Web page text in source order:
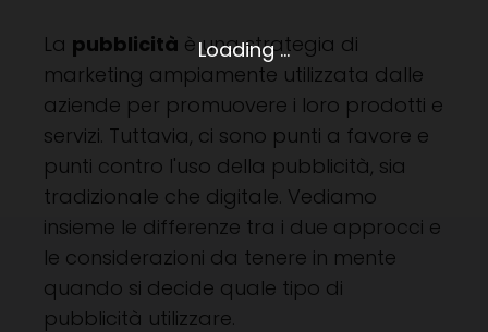
La pubblicità è una strategia di
marketing ampiamente utilizzata dalle
aziende per promuovere i loro prodotti e
servizi. Tuttavia, ci sono punti a favore e
punti contro l'uso della pubblicità, sia
tradizionale che digitale. Vediamo
insieme le differenze tra i due approcci e
le considerazioni da tenere in mente
quando si decide quale tipo di
pubblicità utilizzare.
Loading ...